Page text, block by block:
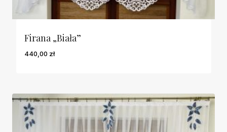
Firana „Biała”
440,00 zł